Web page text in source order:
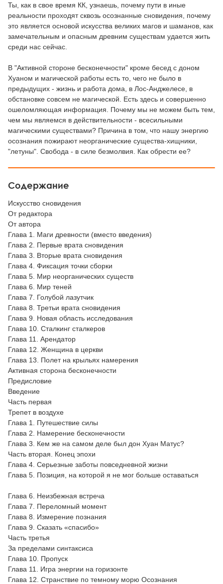
Ты, как в свое время КК, узнаешь, почему пути в иные
реальности проходят сквозь осознанные сновидения, почему
это является основой искусства великих магов и шаманов, как
замечательным и опасным древним существам удается жить
среди нас сейчас.
В "Активной стороне бесконечности" кроме бесед с доном
Хуаном и магической работы есть то, чего не было в
предыдущих - жизнь и работа дома, в Лос-Анджелесе, в
обстановке совсем не магической. Есть здесь и совершенно
ошеломляющая информация. Почему мы не можем быть тем,
чем мы являемся в действительности - всесильными
магическими существами? Причина в том, что нашу энергию
осознания пожирают неорганические существа-хищники,
"летуны". Свобода - в силе безмолвия. Как обрести ее?
Содержание
Искусство сновидения
От редактора
От автора
Глава 1. Маги древности (вместо введения)
Глава 2. Первые врата сновидения
Глава 3. Вторые врата сновидения
Глава 4. Фиксация точки сборки
Глава 5. Мир неорганических существ
Глава 6. Мир теней
Глава 7. Голубой лазутчик
Глава 8. Третьи врата сновидения
Глава 9. Новая область исследования
Глава 10. Сталкинг сталкеров
Глава 11. Арендатор
Глава 12. Женщина в церкви
Глава 13. Полет на крыльях намерения
Активная сторона бесконечности
Предисловие
Введение
Часть первая
Трепет в воздухе
Глава 1. Путешествие силы
Глава 2. Намерение бесконечности
Глава 3. Кем же на самом деле был дон Хуан Матус?
Часть вторая. Конец эпохи
Глава 4. Серьезные заботы повседневной жизни
Глава 5. Позиция, на которой я не мог больше оставаться
Глава 6. Неизбежная встреча
Глава 7. Переломный момент
Глава 8. Измерение познания
Глава 9. Сказать «спасибо»
Часть третья
За пределами синтаксиса
Глава 10. Пропуск
Глава 11. Игра энергии на горизонте
Глава 12. Странствие по темному морю Осознания